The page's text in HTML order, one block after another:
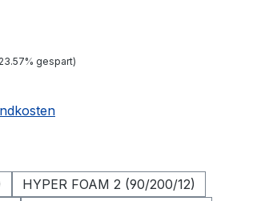
gespart)
HYPER FOAM 2 (90/200/12)